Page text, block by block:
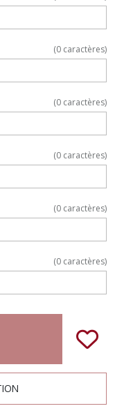
(0 caractères)
(0 caractères)
(0 caractères)
(0 caractères)
(0 caractères)